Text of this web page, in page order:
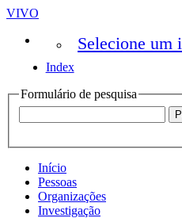
VIVO
Selecione um
Index
Formulário de pesquisa
Início
Pessoas
Organizações
Investigação